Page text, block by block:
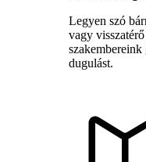
Legyen szó
vagy
dugulást.